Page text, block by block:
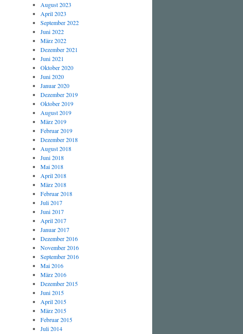
August 2023
April 2023
September 2022
Juni 2022
März 2022
Dezember 2021
Juni 2021
Oktober 2020
Juni 2020
Januar 2020
Dezember 2019
Oktober 2019
August 2019
März 2019
Februar 2019
Dezember 2018
August 2018
Juni 2018
Mai 2018
April 2018
März 2018
Februar 2018
Juli 2017
Juni 2017
April 2017
Januar 2017
Dezember 2016
November 2016
September 2016
Mai 2016
März 2016
Dezember 2015
Juni 2015
April 2015
März 2015
Februar 2015
Juli 2014